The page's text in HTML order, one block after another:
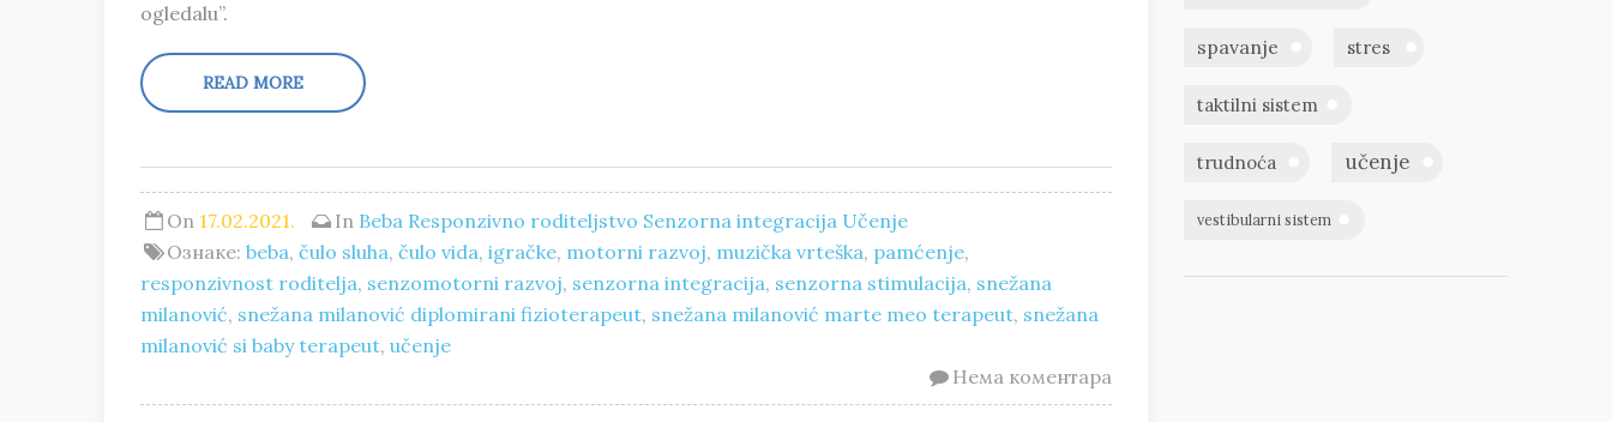
ogledalu”.
READ MORE
On 17.02.2021. In Beba Responzivno roditeljstvo Senzorna integracija Učenje
Ознаке:beba,čulo sluha,čulo vida,igračke, motorni razvoj, muzička vrteška, pamćenje,
responzivnost roditelja, senzomotorni razvoj, senzorna integracija, senzorna stimulacija, snežana
milanović, snežana milanović diplomirani fizioterapeut, snežana milanović marte meo terapeut, snežana
milanović si baby terapeut, učenje
Нема коментара
spavanje stres
taktilni sistem
trudnoća učenje
vestibularni sistem